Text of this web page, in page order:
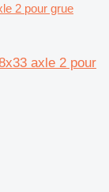
2 pour grue
axle 2 pour